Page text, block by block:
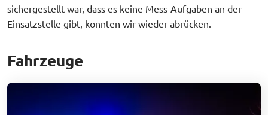
sichergestellt war, dass es keine Mess-Aufgaben an der
Einsatzstelle gibt, konnten wir wieder abrücken.
Fahrzeuge